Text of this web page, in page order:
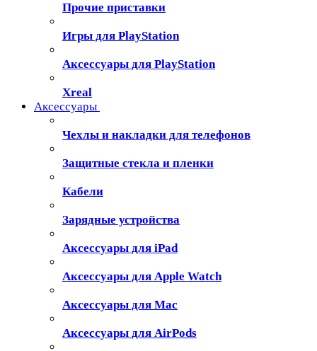
Прочие приставки
Игры для PlayStation
Аксессуары для PlayStation
Xreal
Аксессуары
Чехлы и накладки для телефонов
Защитные стекла и пленки
Кабели
Зарядные устройства
Аксессуары для iPad
Аксессуары для Apple Watch
Аксессуары для Mac
Аксессуары для AirPods